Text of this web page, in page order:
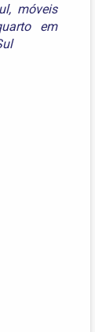
, móveis
em